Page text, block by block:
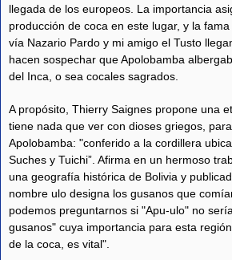
llegada de los europeos. La importancia
producción de coca en este lugar, y la
vía Nazario Pardo y mi amigo el Tusto
hacen sospechar que Apolobamba
del Inca, o sea cocales sagrados.
A propósito, Thierry Saignes propone una
tiene nada que ver con dioses griegos,
Apolobamba: "conferido a la cordillera
Suches y Tuichi”. Afirma en un hermoso
una geografía histórica de Bolivia y
nombre ulo designa los gusanos que
podemos preguntarnos si "Apu-ulo" no
gusanos" cuya importancia para esta
de la coca, es vital".